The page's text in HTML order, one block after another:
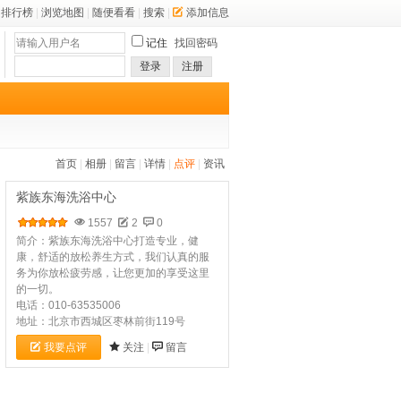
排行榜 浏览地图 随便看看 搜索 添加信息
记住 找回密码
登录
注册
首页 相册 留言 详情 点评 资讯
紫族东海洗浴中心
1557 2
0
简介：紫族东海洗浴中心打造专业，健
康，舒适的放松养生方式，我们认真的服
务为你放松疲劳感，让您更加的享受这里
的一切。
电话：010-63535006
地址：北京市西城区枣林前街119号
我要点评 关注 留言